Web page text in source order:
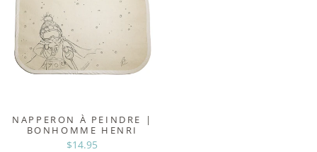
NAPPERON À PEINDRE |
BONHOMME HENRI
$14.95